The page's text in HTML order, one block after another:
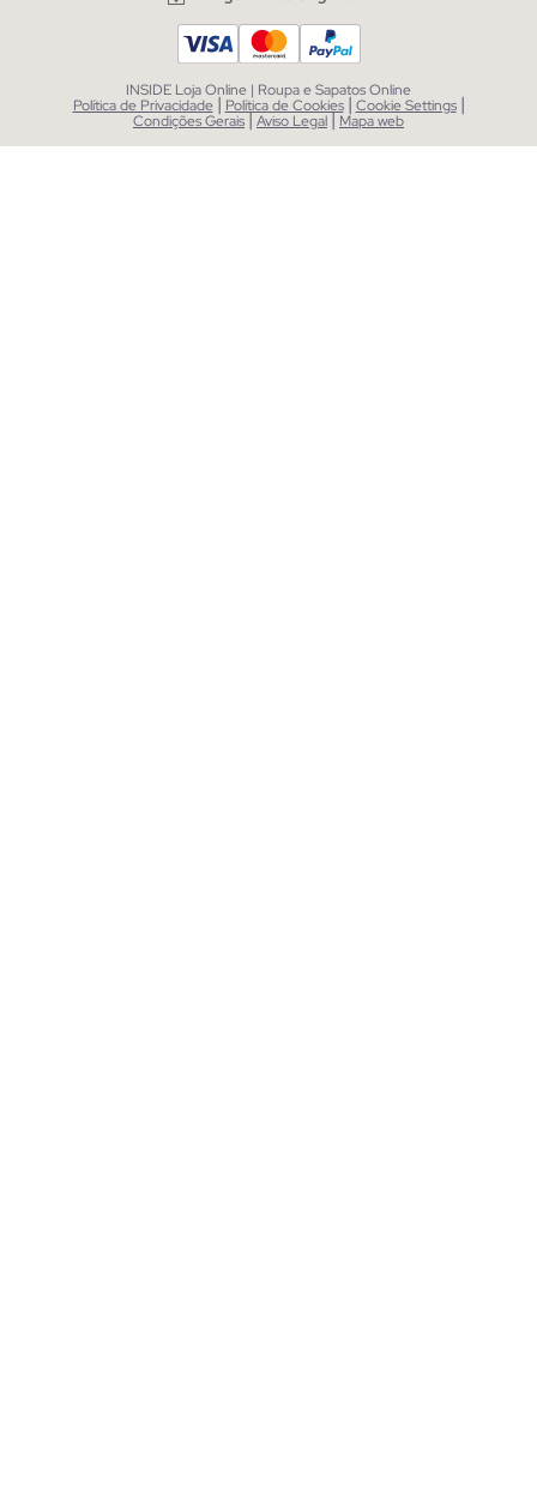
INSIDE Loja Online | Roupa e Sapatos Online
Política de Privacidade | Política de Cookies | Cookie Settings |
Condições Gerais|Aviso Legal| Mapa web